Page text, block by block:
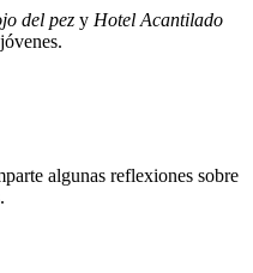
del pez y Hotel Acantilado
algunas reflexiones sobre